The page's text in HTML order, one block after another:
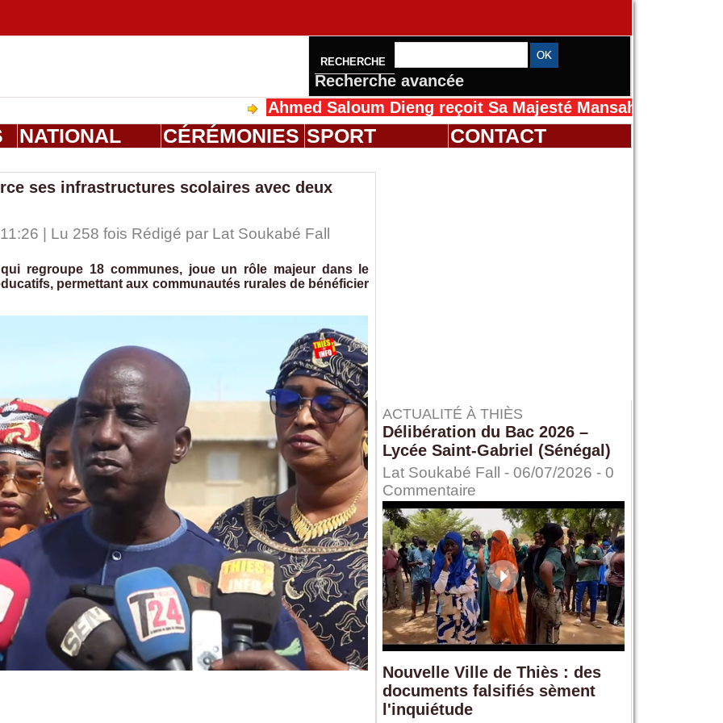
RECHERCHE
Recherche avancée
Ahmed Saloum Dieng reçoit Sa Majesté Mansah Cissé au Sénégal pour le
NATIONAL CÉRÉMONIES SPORT CONTACT
ses infrastructures scolaires avec deux
| Lu 258 fois Rédigé par Lat Soukabé Fall
regroupe 18 communes, joue un rôle majeur dans le
permettant aux communautés rurales de bénéficier
ACTUALITÉ À THIÈS
Délibération du Bac 2026 –
Lycée Saint-Gabriel (Sénégal)
Lat Soukabé Fall - 06/07/2026 - 0
Commentaire
Nouvelle Ville de Thiès : des
documents falsifiés sèment
l'inquiétude